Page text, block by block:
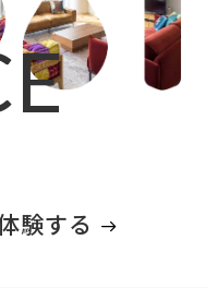
験する